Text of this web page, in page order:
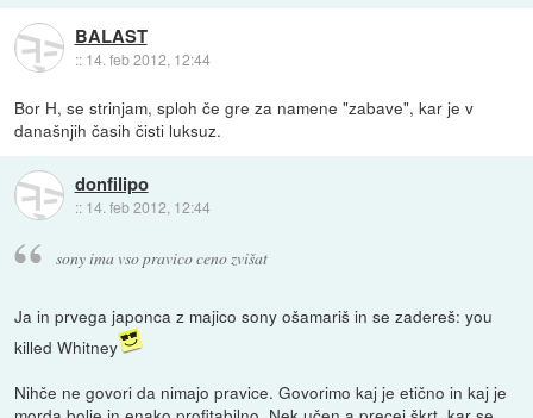
BALAST
:: 14. feb 2012, 12:44
Bor H, se strinjam, sploh če gre za namene "zabave", kar je v
današnjih časih čisti luksuz.
donfilipo
:: 14. feb 2012, 12:44
sony ima vso pravico ceno zvišat
Ja in prvega japonca z majico sony ošamariš in se zadereš: you
killed Whitney
Nihče ne govori da nimajo pravice. Govorimo kaj je etično in kaj je